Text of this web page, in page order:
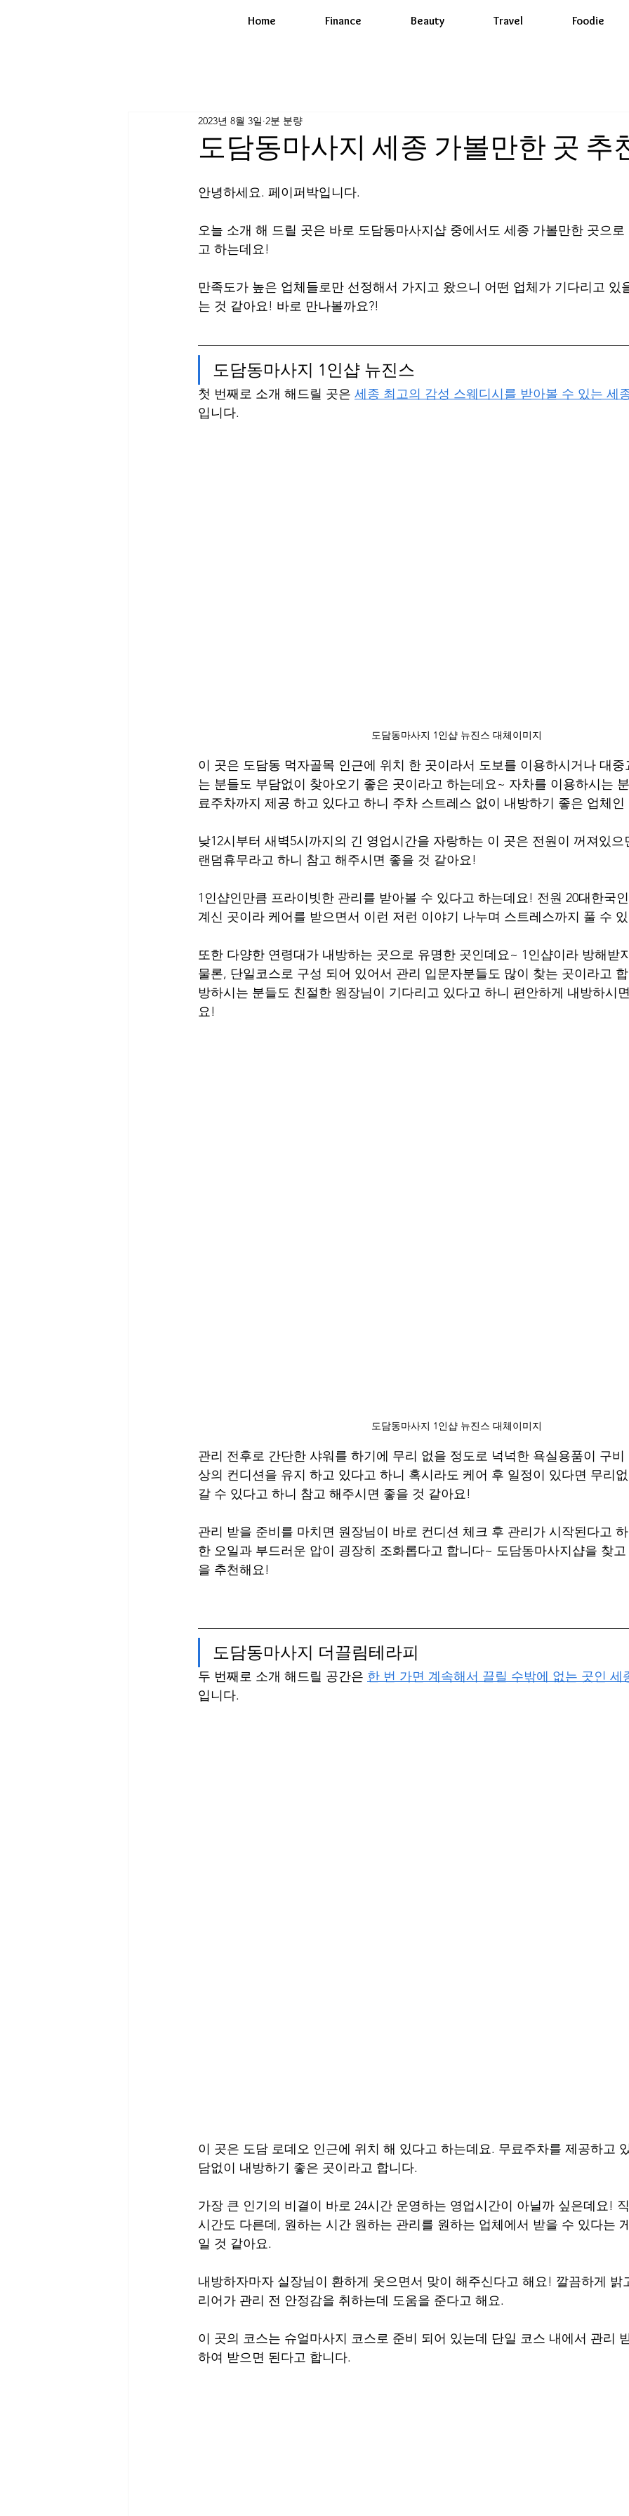
Home Finance Beauty Travel Foodie
도담동마사지 세종 가볼만한 곳 추
2023년 8월 3일 2분 분량
안녕하세요. 페이퍼박입니다.
오늘 소개 해 드릴 곳은 바로 도담동마사지샵 중에서도 세종 가볼만한 곳으로
고 하는데요!
만족도가 높은 업체들로만 선정해서 가지고 왔으니 어떤 업체가 기다리고 있
는 것 같아요! 바로 만나볼까요?!
도담동마사지 1인샵 뉴진스
첫 번째로 소개 해드릴 곳은 세종 최고의 감성 스웨디시를 받아볼 수 있는 세
입니다.
도담동마사지 1인샵 뉴진스 대체이미지
이 곳은 도담동 먹자골목 인근에 위치 한 곳이라서 도보를 이용하시거나 대중
는 분들도 부담없이 찾아오기 좋은 곳이라고 하는데요~ 자차를 이용하시는
료주차까지 제공 하고 있다고 하니 주차 스트레스 없이 내방하기 좋은 업체인
낮12시부터 새벽5시까지의 긴 영업시간을 자랑하는 이 곳은 전원이 꺼져있으
랜덤휴무라고 하니 참고 해주시면 좋을 것 같아요!
1인샵인만큼 프라이빗한 관리를 받아볼 수 있다고 하는데요! 전원 20대한국
계신 곳이라 케어를 받으면서 이런 저런 이야기 나누며 스트레스까지 풀 수
또한 다양한 연령대가 내방하는 곳으로 유명한 곳인데요~ 1인샵이라 방해받
물론, 단일코스로 구성 되어 있어서 관리 입문자분들도 많이 찾는 곳이라고
방하시는 분들도 친절한 원장님이 기다리고 있다고 하니 편안하게 내방하시
요!
도담동마사지 1인샵 뉴진스 대체이미지
관리 전후로 간단한 샤워를 하기에 무리 없을 정도로 넉넉한 욕실용품이 구비
상의 컨디션을 유지 하고 있다고 하니 혹시라도 케어 후 일정이 있다면 무리
갈 수 있다고 하니 참고 해주시면 좋을 것 같아요!
관리 받을 준비를 마치면 원장님이 바로 컨디션 체크 후 관리가 시작된다고
한 오일과 부드러운 압이 굉장히 조화롭다고 합니다~ 도담동마사지샵을 찾
을 추천해요!
도담동마사지 더끌림테라피
두 번째로 소개 해드릴 공간은 한 번 가면 계속해서 끌릴 수밖에 없는 곳인 세
입니다.
이 곳은 도담 로데오 인근에 위치 해 있다고 하는데요. 무료주차를 제공하고
담없이 내방하기 좋은 곳이라고 합니다.
가장 큰 인기의 비결이 바로 24시간 운영하는 영업시간이 아닐까 싶은데요!
시간도 다른데, 원하는 시간 원하는 관리를 원하는 업체에서 받을 수 있다는
일 것 같아요.
내방하자마자 실장님이 환하게 웃으면서 맞이 해주신다고 해요! 깔끔하게 밝
리어가 관리 전 안정감을 취하는데 도움을 준다고 해요.
이 곳의 코스는 슈얼마사지 코스로 준비 되어 있는데 단일 코스 내에서 관리
하여 받으면 된다고 합니다.